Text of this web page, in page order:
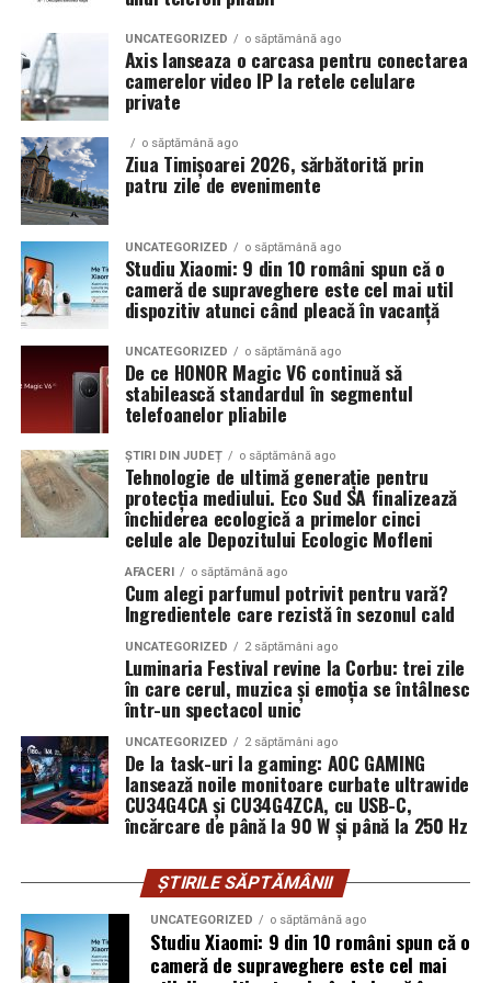
electrice — și
capacitatea reală a
infrastructurii de a livra
energie acolo unde se
desfășoară lucrările.
Centrala fotovoltaică
mobilă este răspunsul
nostru concret la acest
decalaj. Este o soluție
românească, gândită
pentru o problemă
reală a pieței locale,
livrată unui client
român care a luat
decizia corectă de a
investi în echipamente
eligibile pentru
finanțările UE.”
Andrei-Sorin Baciu, co-fondatorUZINEX
Pentru un studiu de caz tehnic complet, cu fotografii și detalii
suplimentare despre implementarea la beneficiar, vezi:
www.uzinex.ro/studii-de-caz/centrala-fotovoltaica-mobila-
ars-industrial
Verificarea calificărilor angajaților poate include
solicitarea certificatelor de formare profesională sau a
licențelor specifice necesare pentru a desfășura
activități DDD. O firmă care investește în formarea
continuă a angajaților săi demonstrează un angajament
față de excelență și siguranță. De asemenea, este
important ca angajații să fie instruiți în utilizarea
corectă a substanțelor chimice și a echipamentelor,
pentru a minimiza riscurile asociate cu aceste activităț
Asigură-te că firma DDD are
licențe și autorizații valabile
Un alt aspect crucial în alegerea unei firme DDD este
verificarea licențelor și autorizațiilor valabile. Aceste
documente atestă faptul că firma respectivă
îndeplinește toate cerințele legale pentru a desfășura
activități de deratizare, dezinsecție și dezinfectare.
Firmele care operează fără licențe sau autorizații pot
pune în pericol sănătatea clienților și a mediului, iar
serviciile lor pot fi ineficiente sau chiar dăunătoare.
Pentru a verifica legalitatea unei firme DDD, clienții pot
solicita copii ale licențelor și autorizațiilor emise de
autoritățile competente. De asemenea, este recomandat
să se consulte site-urile oficiale ale instituțiilor care
reglementează acest domeniu, pentru a se asigura că
informațiile obținute sunt actualizate. O firmă
transparentă va fi deschisă la astfel de solicitări și va
oferi toate informațiile necesare pentru a demonstra
conformitatea cu legislația în vigoare.
Analizează portofoliul de
proiecte al firmei DDD
Analiza portofoliului de proiecte al unei firme DDD
UNCATEGORIZED o săptămână ago
Axis lanseaza o carcasa pentru conectarea
camerelor video IP la retele celulare
private
o săptămână ago
Ziua Timișoarei 2026, sărbătorită prin
patru zile de evenimente
UNCATEGORIZED o săptămână ago
Studiu Xiaomi: 9 din 10 români spun că o
cameră de supraveghere este cel mai util
dispozitiv atunci când pleacă în vacanță
UNCATEGORIZED o săptămână ago
De ce HONOR Magic V6 continuă să
stabilească standardul în segmentul
telefoanelor pliabile
ȘTIRI DIN JUDEȚ o săptămână ago
Tehnologie de ultimă generație pentru
protecția mediului. Eco Sud SA finalizează
închiderea ecologică a primelor cinci
celule ale Depozitului Ecologic Mofleni
AFACERI o săptămână ago
Cum alegi parfumul potrivit pentru vară?
Ingredientele care rezistă în sezonul cald
UNCATEGORIZED 2 săptămâni ago
Luminaria Festival revine la Corbu: trei zile
în care cerul, muzica și emoția se întâlnesc
într-un spectacol unic
UNCATEGORIZED 2 săptămâni ago
De la task-uri la gaming: AOC GAMING
lansează noile monitoare curbate ultrawide
CU34G4CA și CU34G4ZCA, cu USB-C,
încărcare de până la 90 W și până la 250 Hz
ȘTIRILE SĂPTĂMÂNII
UNCATEGORIZED o săptămână ago
Studiu Xiaomi: 9 din 10 români spun că o
cameră de supraveghere este cel mai